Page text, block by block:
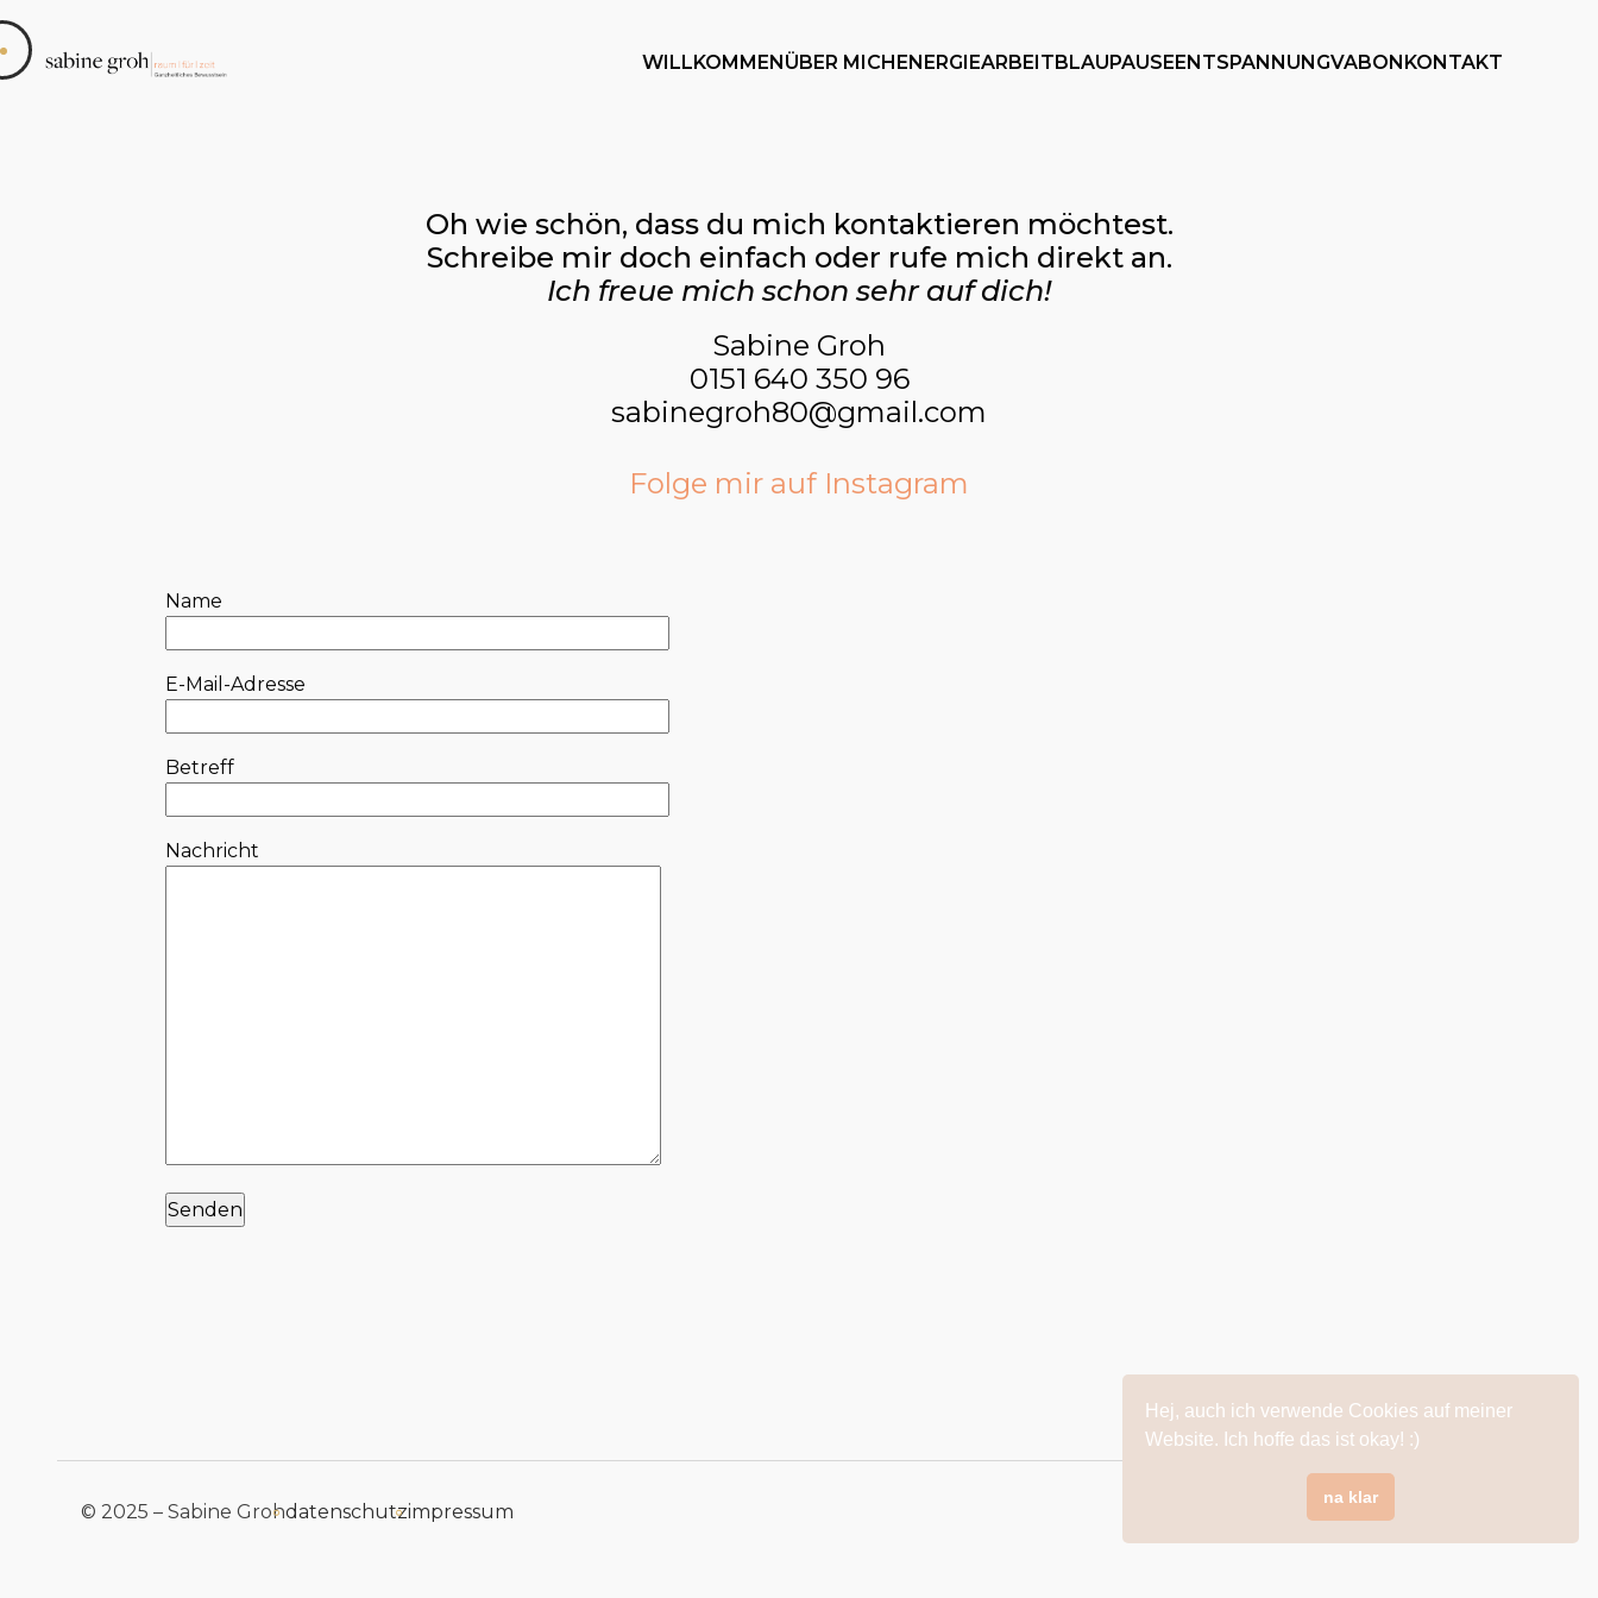
WILLKOMMENÜBER MICHENERGIEARBEITBLAUPAUSEENTSPANNUNGVABONKONTAKT
Oh wie schön, dass du mich kontaktieren möchtest.
Schreibe mir doch einfach oder rufe mich direkt an.
Ich freue mich schon sehr auf dich!
Sabine Groh
0151 640 350 96
sabinegroh80@gmail.com
Folge mir auf Instagram
Name
E-Mail-Adresse
Betreff
Nachricht
© 2025 – Sabine Grohdatenschutzimpressum
Hej, auch ich verwende Cookies auf meiner
Website. Ich hoffe das ist okay! :)
na klar